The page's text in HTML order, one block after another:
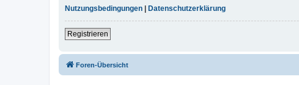
Nutzungsbedingungen
Datenschutzerklärung
Registrieren
Foren-Übersicht